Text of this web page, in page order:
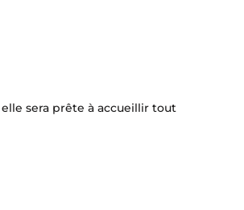
sera prête à accueillir tout